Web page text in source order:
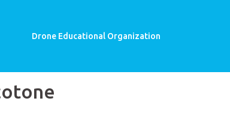
Drone Educational Organization